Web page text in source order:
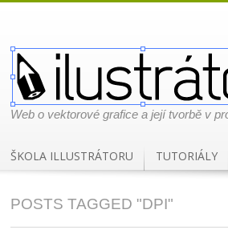
Web o vektorové grafice a její tvorbě v
ŠKOLA ILLUSTRÁTORU TUTORIÁLY
POSTS TAGGED "DPI"